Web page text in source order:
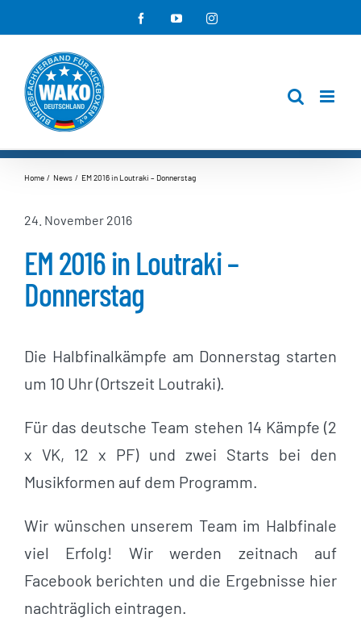
Inhalt
springen
FacebookYouTubeInstagram
Home News EM 2016 in Loutraki – Donnerstag
24. November 2016
EM 2016 in Loutraki –
Donnerstag
Die Halbfinalkämpfe am Donnerstag starten
um 10 Uhr (Ortszeit Loutraki).
Für das deutsche Team stehen 14 Kämpfe (2
x VK, 12 x PF) und zwei Starts bei den
Musikformen auf dem Programm.
Wir wünschen unserem Team im Halbfinale
viel Erfolg! Wir werden zeitnach auf
Facebook berichten und die Ergebnisse hier
nachträglich eintragen.